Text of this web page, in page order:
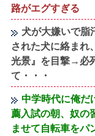
路がエグすぎる
犬が大嫌いで脂
された犬に絡まれ
光景』を目撃→必
て・・・
中学時代に俺だ
薦入試の朝、奴の
ませて自転車をパ